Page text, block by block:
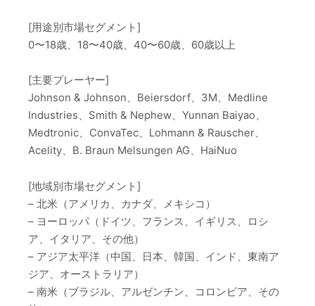
[用途別市場セグメント]
0〜18歳、18〜40歳、40〜60歳、60歳以上
[主要プレーヤー]
Johnson & Johnson、Beiersdorf、3M、Medline
Industries、Smith & Nephew、Yunnan Baiyao、
Medtronic、ConvaTec、Lohmann & Rauscher、
Acelity、B. Braun Melsungen AG、HaiNuo
[地域別市場セグメント]
– 北米（アメリカ、カナダ、メキシコ）
– ヨーロッパ（ドイツ、フランス、イギリス、ロシ
ア、イタリア、その他）
– アジア太平洋（中国、日本、韓国、インド、東南ア
ジア、オーストラリア）
– 南米（ブラジル、アルゼンチン、コロンビア、その